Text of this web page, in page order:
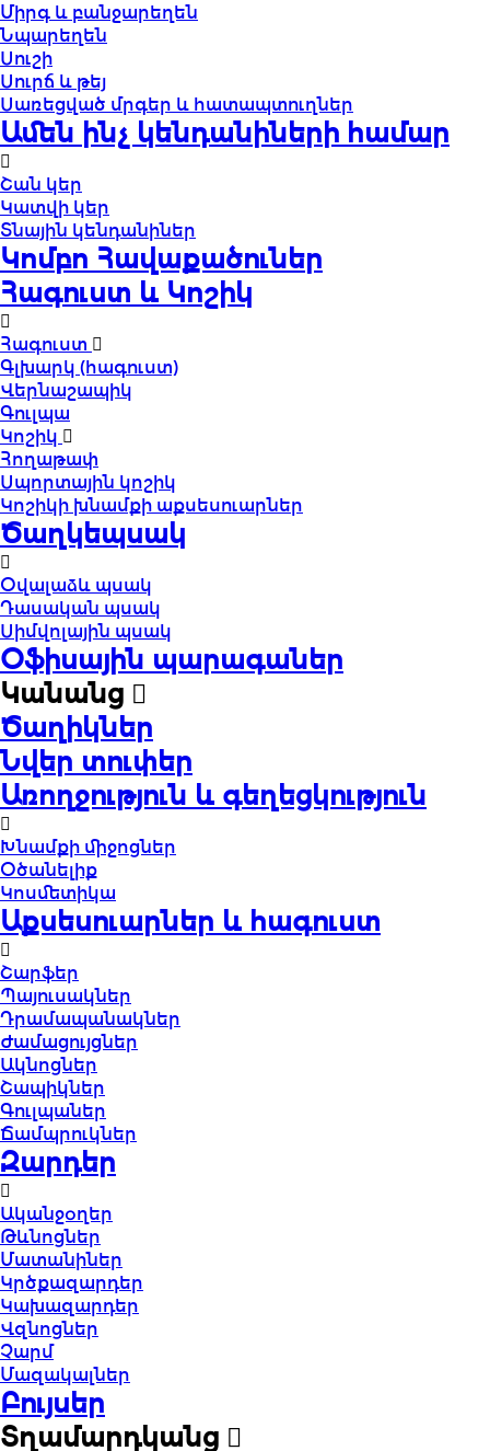
Միրգ և բանջարեղեն
Նպարեղեն
Սուշի
Սուրճ և թեյ
Սառեցված մրգեր և հատապտուղներ
Ամեն ինչ կենդանիների համար
Շան կեր
Կատվի կեր
Տնային կենդանիներ
Կոմբո Հավաքածուներ
Հագուստ և Կոշիկ
Հագուստ
Գլխարկ (հագուստ)
Վերնաշապիկ
Գուլպա
Կոշիկ
Հողաթափ
Սպորտային կոշիկ
Կոշիկի խնամքի աքսեսուարներ
Ծաղկեպսակ
Օվալաձև պսակ
Դասական պսակ
Սիմվոլային պսակ
Օֆիսային պարագաներ
Կանանց
Ծաղիկներ
Նվեր տուփեր
Առողջություն և գեղեցկություն
Խնամքի միջոցներ
Օծանելիք
Կոսմետիկա
Աքսեսուարներ և հագուստ
Շարֆեր
Պայուսակներ
Դրամապանակներ
Ժամացույցներ
Ակնոցներ
Շապիկներ
Գուլպաներ
Ճամպրուկներ
Զարդեր
Ականջօղեր
Թևնոցներ
Մատանիներ
Կրծքազարդեր
Կախազարդեր
Վզնոցներ
Չարմ
Մազակալներ
Բույսեր
Տղամարդկանց